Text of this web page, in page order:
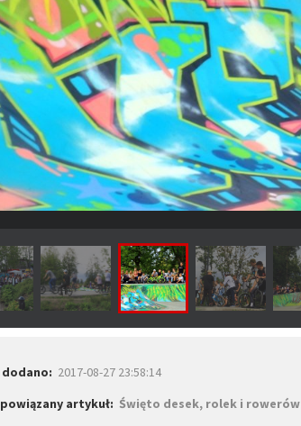
dodano: 2017-08-27 23:58:14
powiązany artykuł: Święto desek, rolek i rowerów